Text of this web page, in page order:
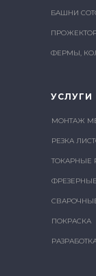
БАШНИ
ФЕРМЫ,
УСЛУГИ
ПОКРАСКА
ТОКАРНЫЕ
РЕЗКА
МОНТАЖ